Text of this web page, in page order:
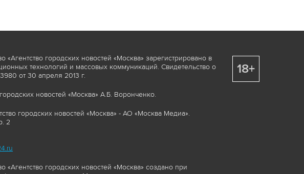
городских новостей «Москва» зарегистрировано в
технологий и массовых коммуникаций. Свидетельство о
от 30 апреля 2013 г.
новостей «Москва» А.Б. Воронченко.
городских новостей «Москва» - АО «Москва Медиа».
2
городских новостей «Москва» создано при
18+